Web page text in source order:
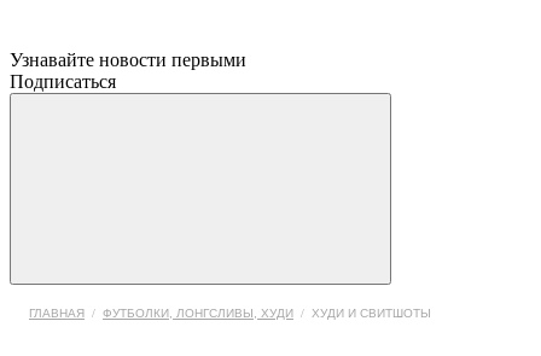
Узнавайте новости первыми
Подписаться
ГЛАВНАЯ / ФУТБОЛКИ, ЛОНГСЛИВЫ, ХУДИ / ХУДИ И СВИТШОТЫ